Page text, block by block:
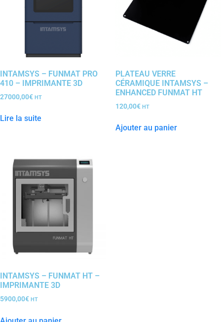
INTAMSYS – FUNMAT PRO
410 – IMPRIMANTE 3D
27000,00€ HT
Lire la suite
PLATEAU VERRE
CÉRAMIQUE INTAMSYS –
ENHANCED FUNMAT HT
120,00€ HT
Ajouter au panier
INTAMSYS – FUNMAT HT –
IMPRIMANTE 3D
5900,00€ HT